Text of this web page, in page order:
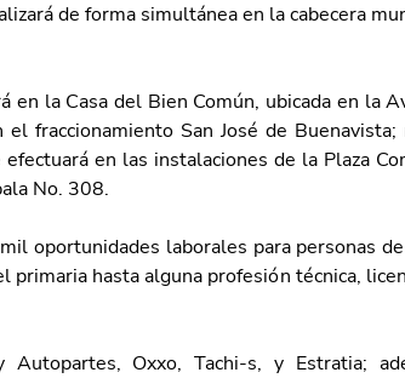
de forma simultánea en la cabecera
en la Casa del Bien Común, ubicada en la
fraccionamiento San José de Buenavista;
en las instalaciones de la Plaza
No. 308.
oportunidades laborales para personas
primaria hasta alguna profesión técnica,
Autopartes, Oxxo, Tachi-s, y Estratia;